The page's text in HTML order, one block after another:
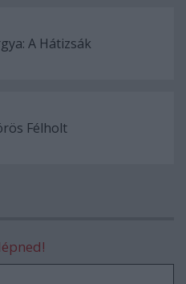
A Hátizsák
Félholt